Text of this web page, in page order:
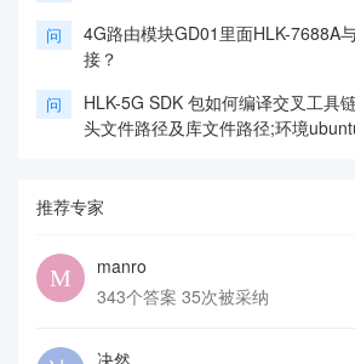
问
4G路由模块GD01里面HLK-7688A
接？
问
HLK-5G SDK 包如何编译交叉工具
头文件路径及库文件路径;环境
推荐专家
manro
343个答案 35次被采纳
决然